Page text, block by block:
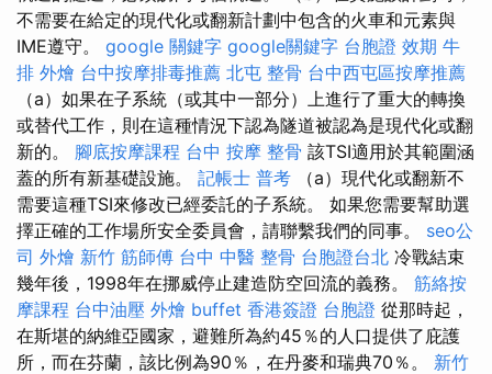
不需要在給定的現代化或翻新計劃中包含的火車和元素與
IME遵守。 google 關鍵字 google關鍵字 台胞證 效期 牛
排 外燴 台中按摩排毒推薦 北屯 整骨 台中西屯區按摩推薦
（a）如果在子系統（或其中一部分）上進行了重大的轉換
或替代工作，則在這種情況下認為隧道被認為是現代化或翻
新的。 腳底按摩課程 台中 按摩 整骨 該TSI適用於其範圍涵
蓋的所有新基礎設施。 記帳士 普考 （a）現代化或翻新不
需要這種TSI來修改已經委託的子系統。 如果您需要幫助選
擇正確的工作場所安全委員會，請聯繫我們的同事。 seo公
司 外燴 新竹 筋師傅 台中 中醫 整骨 台胞證台北 冷戰結束
幾年後，1998年在挪威停止建造防空回流的義務。 筋絡按
摩課程 台中油壓 外燴 buffet 香港簽證 台胞證 從那時起，
在斯堪的納維亞國家，避難所為約45％的人口提供了庇護
所，而在芬蘭，該比例為90％，在丹麥和瑞典70％。 新竹